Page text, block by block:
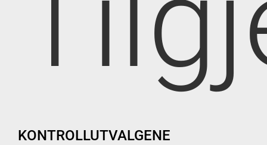
KONTROLLUTVALGENE